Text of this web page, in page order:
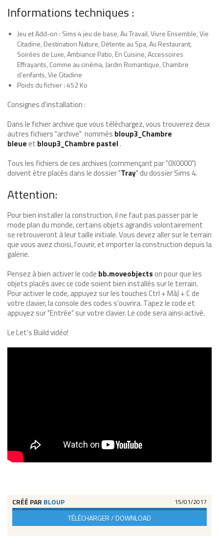
Informations techniques :
Jeu et Add-on : Sims 4 jeu de base, Au Travail, Vivre Ensemble, Vie
Citadine, Destination Nature, Détente au Spa, Au Restaurant,
Soirées de Luxe, Ambiance Patio, En Cuisine, Accessoires
Effrayants, Comme au cinéma, Jardin Romantique, Chambre
d’enfants, Vie Citadine
Poids du fichier : 452 Ko
Consignes d'installation :
Dans le fichier archive que vous téléchargez, vous trouverez deux
autres fichiers "archive" nommés bloup3_Chambre
bleueet bloup3_Chambre pastel.
Tous les fichiers de ces archives (commençant par "0X0000")
doivent être placés dans le dossier "Tray" du dossier Sims 4.
Attention:
Pour bien installer la construction, il ne faut pas passer par le
mode plan du monde, certains objets agrandis volontairement
se retrouveront à leur taille initiale. Vous devez aller sur le terrain
que vous avez choisi, l'ouvrir, et importer la construction depuis la
galerie.
Pensez à bien activer le code bb.moveobjectson pour que les
objets placés avec ce code soient bien installés sur le terrain.
Pour activer le code, appuyez sur les touches Ctrl + MàJ + C de
votre clavier, la console des codes s'ouvrira. Tapez le code et
appuyez sur "Entrée" sur votre clavier. Le code sera ainsi activé.
Le Let's Build vidéo!
CRÉÉ PAR BLOUP 15/01/2017
TÉLÉCHARGER / DOWNLOAD